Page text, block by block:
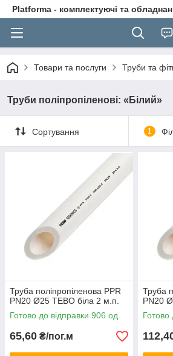
Platforma - комплектуючі та
Товари та послуги Труби та
Труби поліпропіленові: «Білий»
Сортування 1
Труба поліпропіленова PPR
PN20 Ø25 TEBO біла 2 м.п.
Готово до відправки 906 од.
65,60 ₴/пог.м
Труба
PN20
Готово